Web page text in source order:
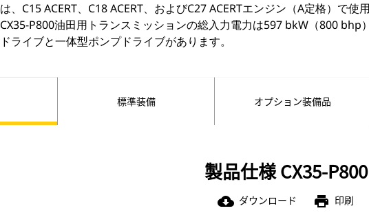
は、C15 ACERT、C18 ACERT、およびC27 ACERTエンジン（A定格）で
CX35-P800油田用トランスミッションの総入力電力は597 bkW（800 bhp
ドライブと一体型ポンプドライブがあります。
標準装備 オプション装備品
製品仕様 CX35-P800
cloud_download ダウンロード print 印刷